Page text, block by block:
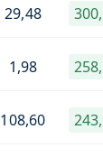
29,48
1,98
108,60